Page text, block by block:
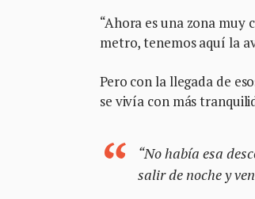
“Ahora es una zona muy
metro, tenemos aquí la
Pero con la llegada de
se vivía con más
“No había esa
salir de noche y